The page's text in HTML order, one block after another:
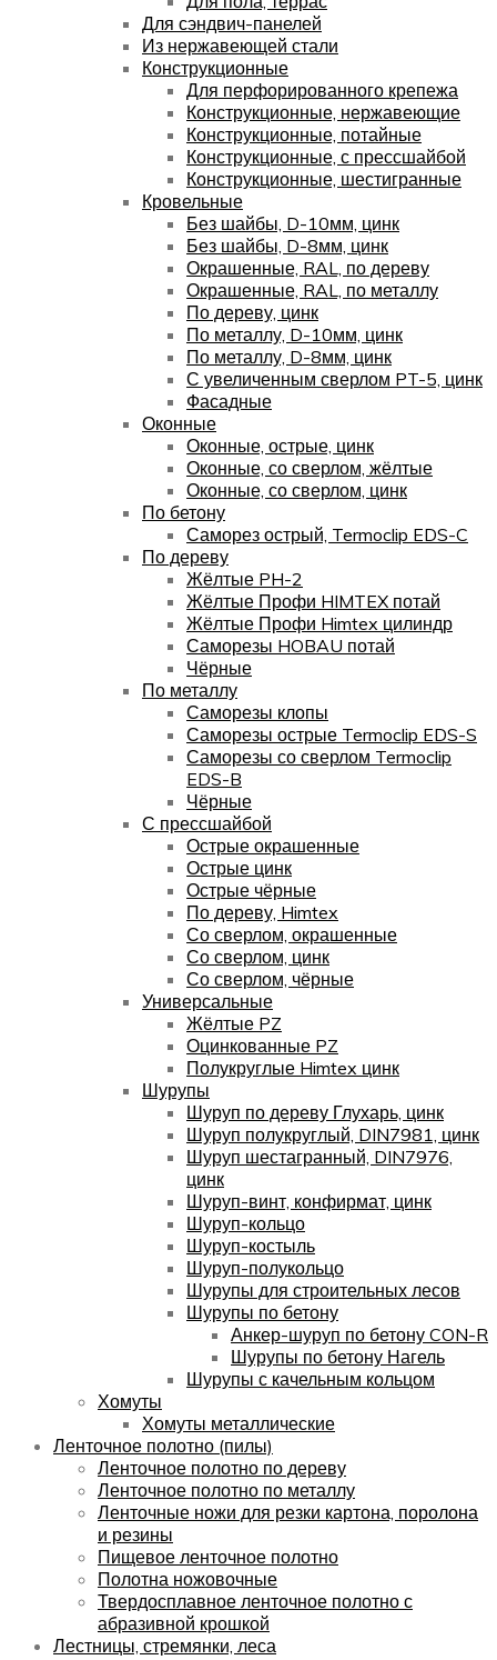
Для сэндвич-панелей
Из нержавеющей стали
Конструкционные
Для перфорированного крепежа
Конструкционные, нержавеющие
Конструкционные, потайные
Конструкционные, с прессшайбой
Конструкционные, шестигранные
Кровельные
Без шайбы, D-10мм, цинк
Без шайбы, D-8мм, цинк
Окрашенные, RAL, по дереву
Окрашенные, RAL, по металлу
По дереву, цинк
По металлу, D-10мм, цинк
По металлу, D-8мм, цинк
С увеличенным сверлом PT-5, цинк
Фасадные
Оконные
Оконные, острые, цинк
Оконные, со сверлом, жёлтые
Оконные, со сверлом, цинк
По бетону
Саморез острый, Termoclip EDS-C
По дереву
Жёлтые PH-2
Жёлтые Профи HIMTEX потай
Жёлтые Профи Himtex цилиндр
Саморезы HOBAU потай
Чёрные
По металлу
Саморезы клопы
Саморезы острые Termoclip EDS-S
Саморезы со сверлом Termoclip
EDS-B
Чёрные
С прессшайбой
Острые окрашенные
Острые цинк
Острые чёрные
По дереву, Himtex
Со сверлом, окрашенные
Со сверлом, цинк
Со сверлом, чёрные
Универсальные
Жёлтые PZ
Оцинкованные PZ
Полукруглые Himtex цинк
Шурупы
Шуруп по дереву Глухарь, цинк
Шуруп полукруглый, DIN7981, цинк
Шуруп шестагранный, DIN7976,
цинк
Шуруп-винт, конфирмат, цинк
Шуруп-кольцо
Шуруп-костыль
Шуруп-полукольцо
Шурупы для строительных лесов
Шурупы по бетону
Анкер-шуруп по бетону CON-R
Шурупы по бетону Нагель
Шурупы с качельным кольцом
Хомуты
Хомуты металлические
Ленточное полотно (пилы)
Ленточное полотно по дереву
Ленточное полотно по металлу
Ленточные ножи для резки картона, поролона
и резины
Пищевое ленточное полотно
Полотна ножовочные
Твердосплавное ленточное полотно с
абразивной крошкой
Лестницы, стремянки, леса